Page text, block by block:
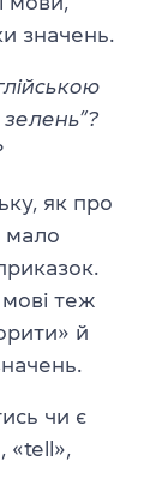
значень.
як про
мало
теж
й
чи є
«tell»,